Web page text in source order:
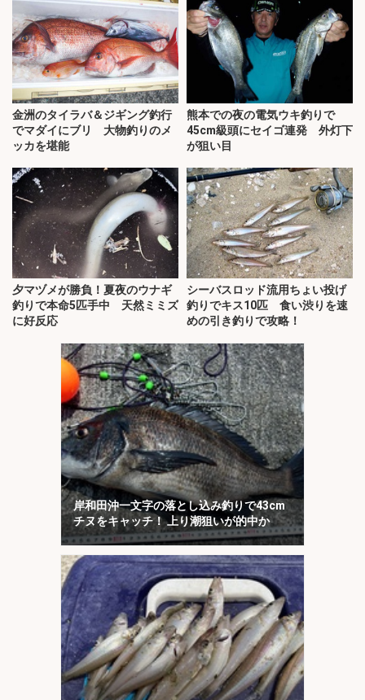
金洲のタイラバ＆ジギング釣行
でマダイにブリ 大物釣りのメ
ッカを堪能
熊本での夜の電気ウキ釣りで
45cm級頭にセイゴ連発 外灯下
が狙い目
夕マヅメが勝負！夏夜のウナギ
釣りで本命5匹手中 天然ミミズ
に好反応
シーバスロッド流用ちょい投げ
釣りでキス10匹 食い渋りを速
めの引き釣りで攻略！
岸和田沖一文字の落とし込み釣りで43cm
チヌをキャッチ！ 上り潮狙いが的中か